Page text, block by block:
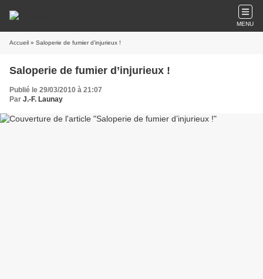
MENU
Accueil » Saloperie de fumier d’injurieux !
Saloperie de fumier d’injurieux !
Publié le 29/03/2010 à 21:07
Par J.-F. Launay